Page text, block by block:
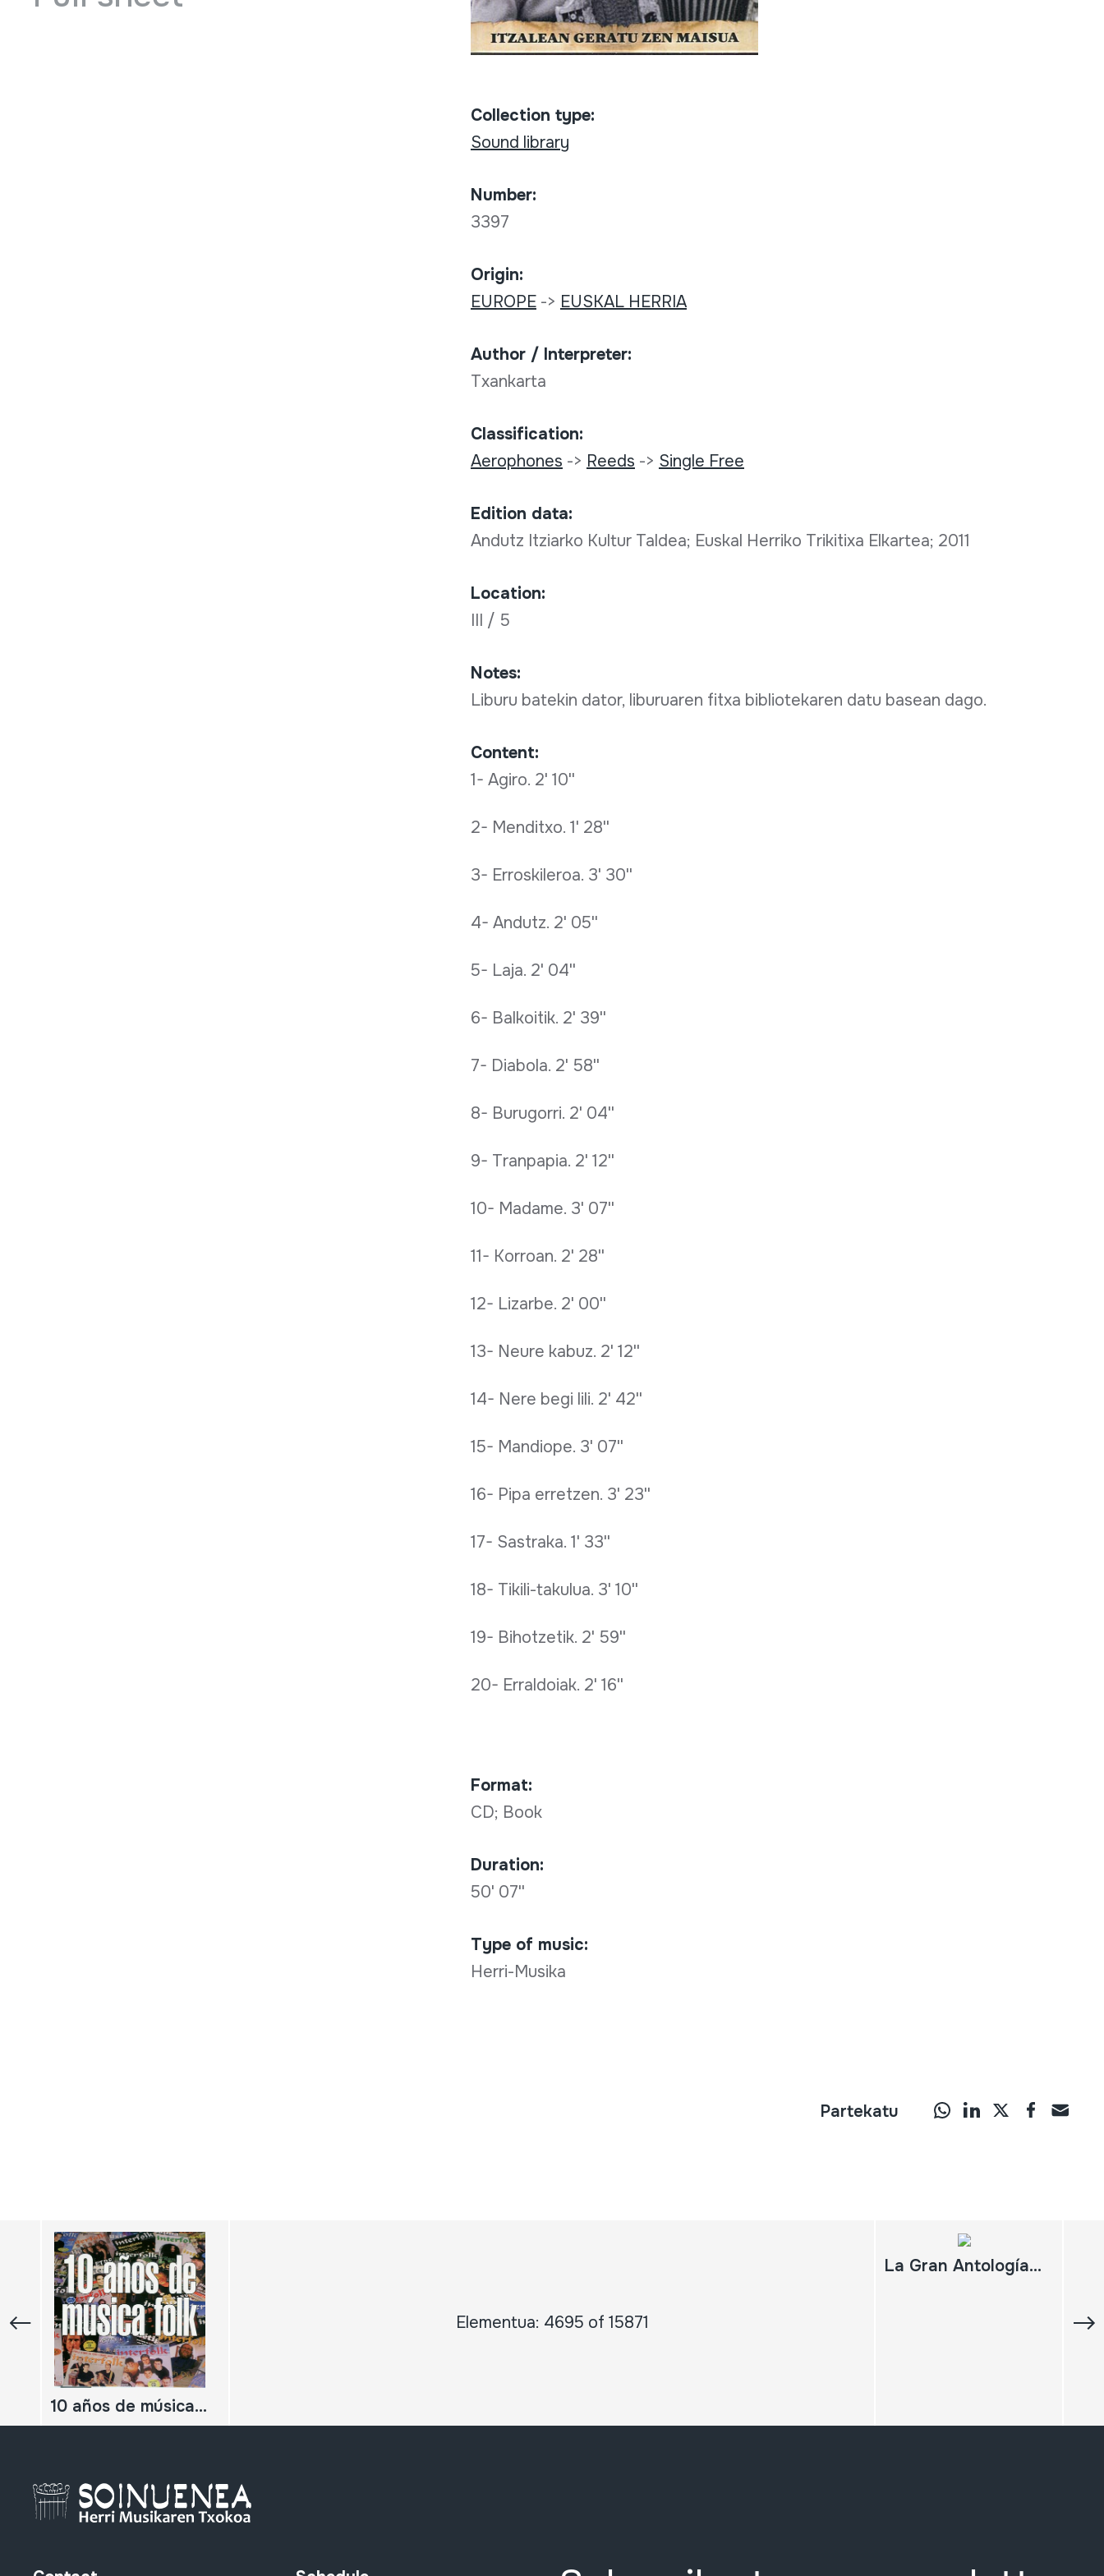
Collection type:
Sound library
Number:
3397
Origin:
EUROPE-> EUSKAL HERRIA
Author / Interpreter:
Txankarta
Classification:
Aerophones -> Reeds -> Single Free
Edition data:
Andutz Itziarko Kultur Taldea; Euskal Herriko Trikitixa Elkartea; 2011
Location:
III / 5
Notes:
Liburu batekin dator, liburuaren fitxa bibliotekaren datu basean dago.
Content:
1- Agiro. 2' 10''
2- Menditxo. 1' 28''
3- Erroskileroa. 3' 30''
4- Andutz. 2' 05''
5- Laja. 2' 04''
6- Balkoitik. 2' 39''
7- Diabola. 2' 58''
8- Burugorri. 2' 04''
9- Tranpapia. 2' 12''
10- Madame. 3' 07''
11- Korroan. 2' 28''
12- Lizarbe. 2' 00''
13- Neure kabuz. 2' 12''
14- Nere begi lili. 2' 42''
15- Mandiope. 3' 07''
16- Pipa erretzen. 3' 23''
17- Sastraka. 1' 33''
18- Tikili-takulua. 3' 10''
19- Bihotzetik. 2' 59''
20- Erraldoiak. 2' 16''
Format:
CD; Book
Duration:
50' 07''
Type of music:
Herri-Musika
Partekatu
Elementua: 4695 of 15871
10 años de música folk Interfolk Nº 40
La Gran Antología de La Música Popular Canaria